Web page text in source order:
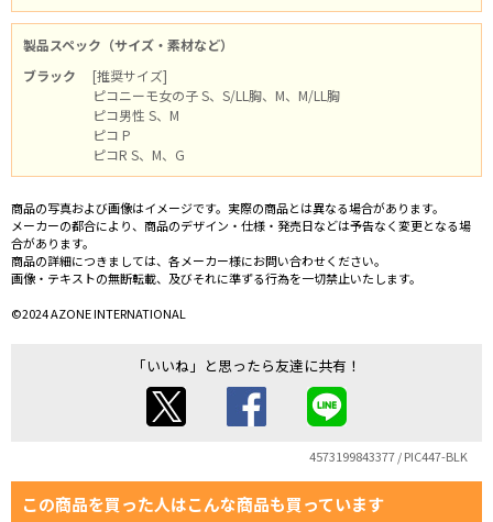
製品スペック（サイズ・素材など）
ブラック
[推奨サイズ]
ピコニーモ女の子 S、S/LL胸、M、M/LL胸
ピコ男性 S、M
ピコ P
ピコR S、M、G
商品の写真および画像はイメージです。実際の商品とは異なる場合があります。
メーカーの都合により、商品のデザイン・仕様・発売日などは予告なく変更となる場
合があります。
商品の詳細につきましては、各メーカー様にお問い合わせください。
画像・テキストの無断転載、及びそれに準ずる行為を一切禁止いたします。
©2024 AZONE INTERNATIONAL
「いいね」と思ったら友達に共有！
4573199843377 / PIC447-BLK
この商品を買った人はこんな商品も買っています